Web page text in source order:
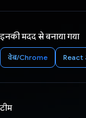
इनकी मदद से बनाया गया
वेब/Chrome React
टीम